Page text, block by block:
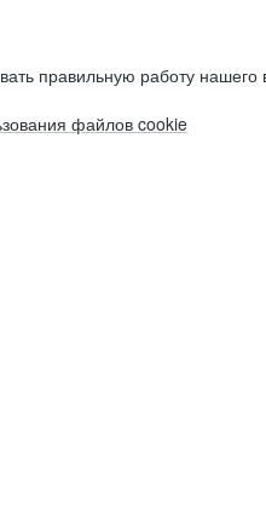
правильную работу нашего
файлов cookie